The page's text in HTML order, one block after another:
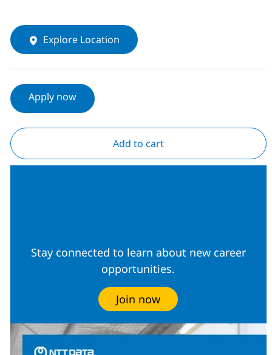
Explore Location
Apply now
Add to cart
Stay connected to learn about new career
opportunities.
Join now